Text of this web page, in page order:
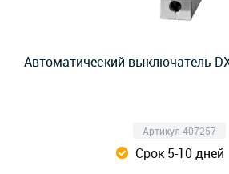
Автоматический выключатель
Артикул 407257
Срок 5-10 дней